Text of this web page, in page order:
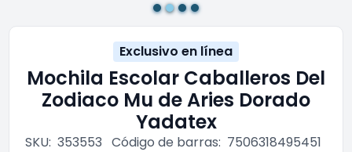
Exclusivo en línea
Mochila Escolar Caballeros Del
Zodiaco Mu de Aries Dorado
Yadatex
SKU: 353553 Código de barras: 7506318495451